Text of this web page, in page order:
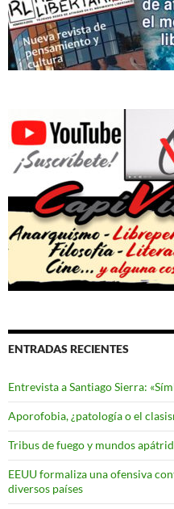
ENTRADAS RECIENTES
Entrevista a Santiago Sierra:
Aporofobia, ¿patología o el
Tribus de fuego y mundos
EEUU formaliza una ofensiva
diversos países